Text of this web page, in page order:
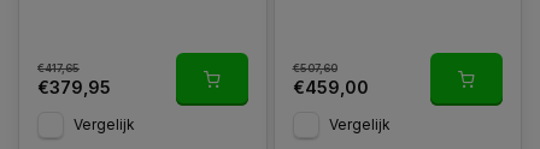
€417,65
€379,95
Vergelijk
€507,60
€459,00
Vergelijk